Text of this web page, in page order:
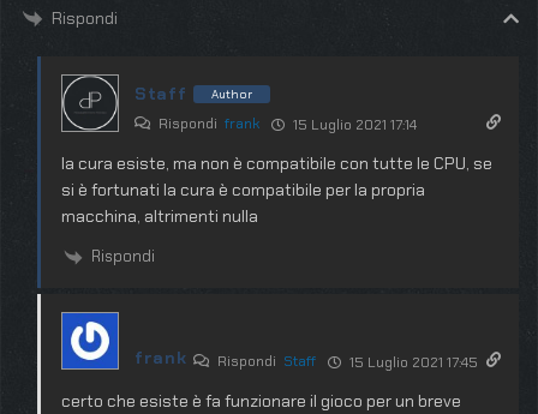
Rispondi
Staff Author
Rispondi frank 15 Luglio 2021 17:14
la cura esiste, ma non è compatibile con tutte le CPU, se
si è fortunati la cura è compatibile per la propria
macchina, altrimenti nulla
Rispondi
frank Rispondi Staff 15 Luglio 2021 17:45
certo che esiste è fa funzionare il gioco per un breve